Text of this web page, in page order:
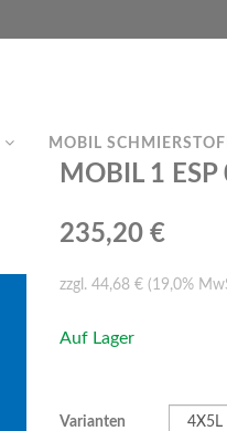
MOBIL
MOBIL 1
235,20 €
zzgl. 44,68 € (19,0%
Auf Lager
Varianten